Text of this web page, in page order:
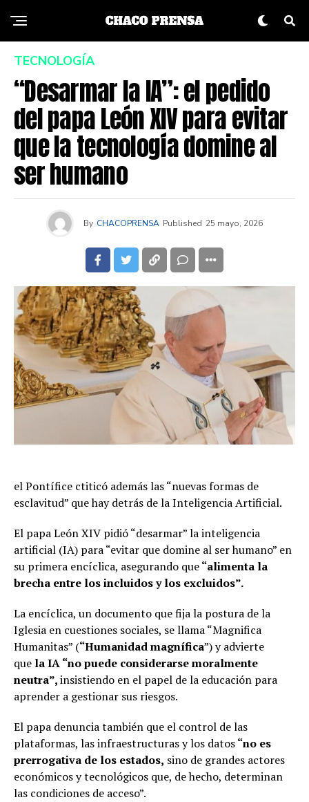
TECNOLOGÍA
“Desarmar la IA”: el pedido
del papa León XIV para evitar
que la tecnología domine al
ser humano
By CHACOPRENSA Published 25 mayo, 2026
el Pontífice ctiticó además las “nuevas formas de
esclavitud” que hay detrás de la Inteligencia Artificial.
El papa León XIV pidió “desarmar” la inteligencia
artificial (IA) para “evitar que domine al ser humano” en
su primera encíclica, asegurando que“alimenta la
brecha entre los incluidos y los excluidos”.
La encíclica, un documento que fija la postura de la
Iglesia en cuestiones sociales, se llama “Magnifica
Humanitas” (“Humanidad magnífica”) y advierte
que la IA “no puede considerarse moralmente
neutra”,insistiendo en el papel de la educación para
aprender a gestionar sus riesgos.
El papa denuncia también que el control de las
plataformas, las infraestructuras y los datos“no es
prerrogativa de los estados, sino de grandes actores
económicos y tecnológicos que, de hecho, determinan
las condiciones de acceso”.